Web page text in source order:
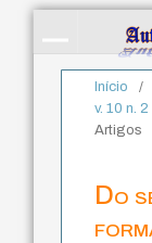
Início /
v. 10 n.
Artigos
Do